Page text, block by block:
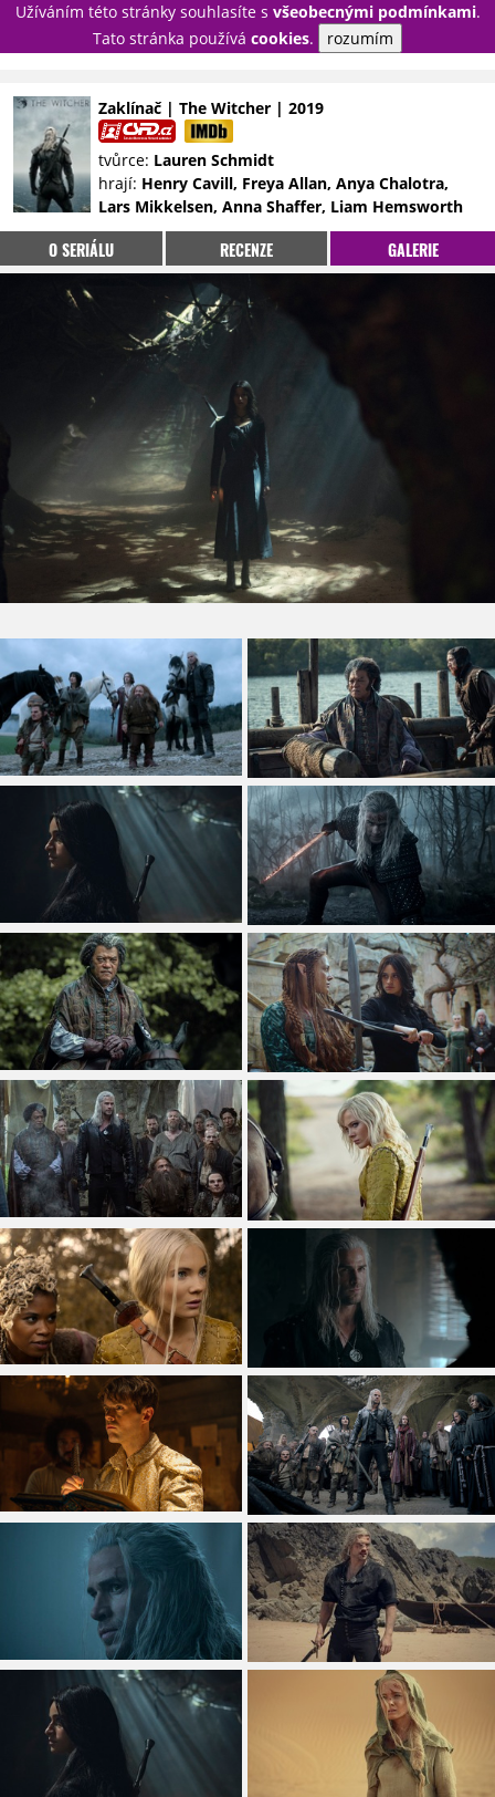
Užíváním této stránky souhlasíte s všeobecnými podmínkami.
Tato stránka používá cookies. rozumím
PŘIHLÁSIT
NOVINKY
TÉMATA
RECENZE
EPIZODY
KULT
TRAILERY
GALERIE
DISKUZE
STATISTIKY
TIRÁŽ
Zaklínač | The Witcher | 2019
tvůrce: Lauren Schmidt
hrají: Henry Cavill, Freya Allan, Anya Chalotra,
Lars Mikkelsen, Anna Shaffer, Liam Hemsworth
O SERIÁLU RECENZE GALERIE